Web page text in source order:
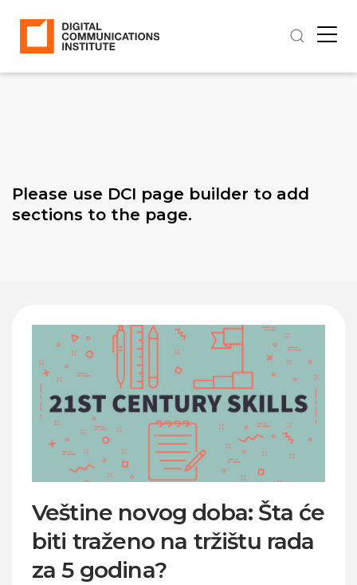
Please use DCI page builder to add
sections to the page.
Veštine novog doba: Šta će
biti traženo na tržištu rada
za 5 godina?